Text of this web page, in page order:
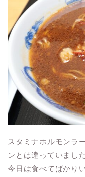
スタミナホルモンラ
ンとは違っていまし
今日は食べてばかり